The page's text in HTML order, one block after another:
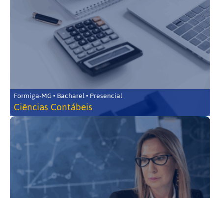
Formiga-MG • Bacharel • Presencial
Ciências Contábeis